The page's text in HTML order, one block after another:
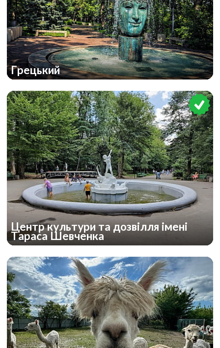
Грецький
Центр культури та дозвілля імені
Тараса Шевченка